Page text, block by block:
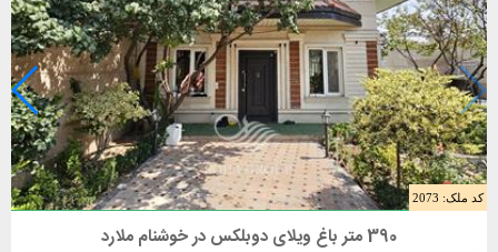
کد ملک: 2073
فروش باغ ویلا 390 متری در ملارد 390 متر باغ ویلای دوبلکس در خوشنام ملارد